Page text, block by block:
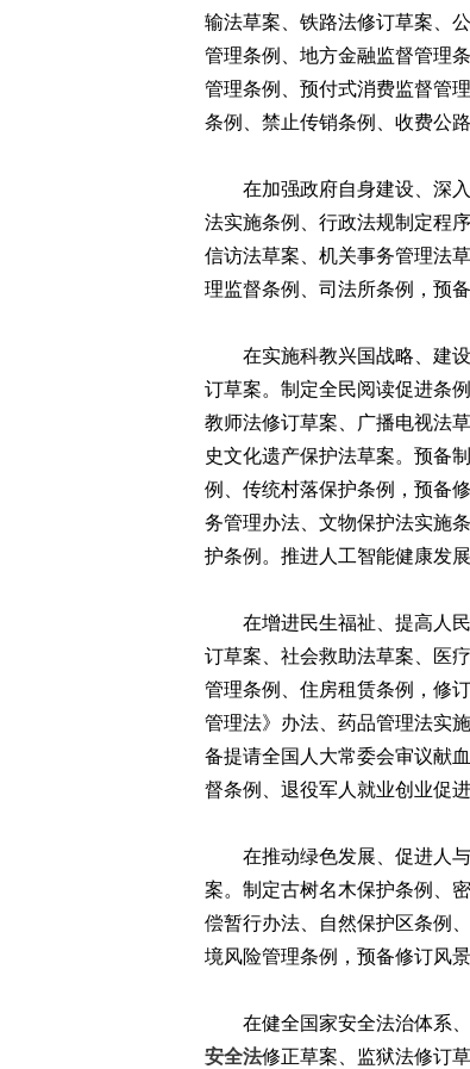
输法草案、铁路法修订草案、
管理条例、地方金融监督管理
管理条例、预付式消费监督管
条例、禁止传销条例、收费公
在加强政府自身建设、深入
法实施条例、行政法规制定程
信访法草案、机关事务管理法
理监督条例、司法所条例，预
在实施科教兴国战略、建设
订草案。制定全民阅读促进条
教师法修订草案、广播电视法
史文化遗产保护法草案。预备
例、传统村落保护条例，预备
务管理办法、文物保护法实施
护条例。推进人工智能健康发展
在增进民生福祉、提高人民
订草案、社会救助法草案、医
管理条例、住房租赁条例，修
管理法》办法、药品管理法实
备提请全国人大常委会审议献
督条例、退役军人就业创业促
在推动绿色发展、促进人与
案。制定古树名木保护条例、
偿暂行办法、自然保护区条例
境风险管理条例，预备修订风景
在健全国家安全法治体系、
安全法修正草案、监狱法修订